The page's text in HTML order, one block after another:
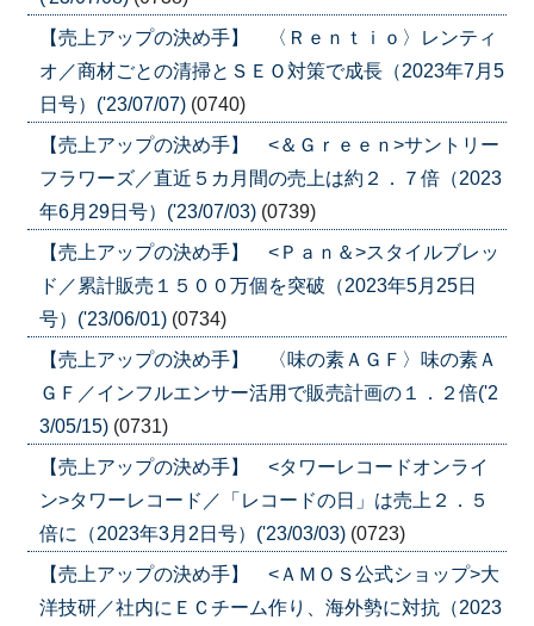
【売上アップの決め手】 〈Ｒｅｎｔｉｏ〉レンティ
オ／商材ごとの清掃とＳＥＯ対策で成長（2023年7月5
日号）('23/07/07) (0740)
【売上アップの決め手】 <＆Ｇｒｅｅｎ>サントリー
フラワーズ／直近５カ月間の売上は約２．７倍（2023
年6月29日号）('23/07/03) (0739)
【売上アップの決め手】 <Ｐａｎ＆>スタイルブレッ
ド／累計販売１５００万個を突破（2023年5月25日
号）('23/06/01) (0734)
【売上アップの決め手】 〈味の素ＡＧＦ〉味の素Ａ
ＧＦ／インフルエンサー活用で販売計画の１．２倍('2
3/05/15) (0731)
【売上アップの決め手】 <タワーレコードオンライ
ン>タワーレコード／「レコードの日」は売上２．５
倍に（2023年3月2日号）('23/03/03) (0723)
【売上アップの決め手】 <ＡＭＯＳ公式ショップ>大
洋技研／社内にＥＣチーム作り、海外勢に対抗（2023